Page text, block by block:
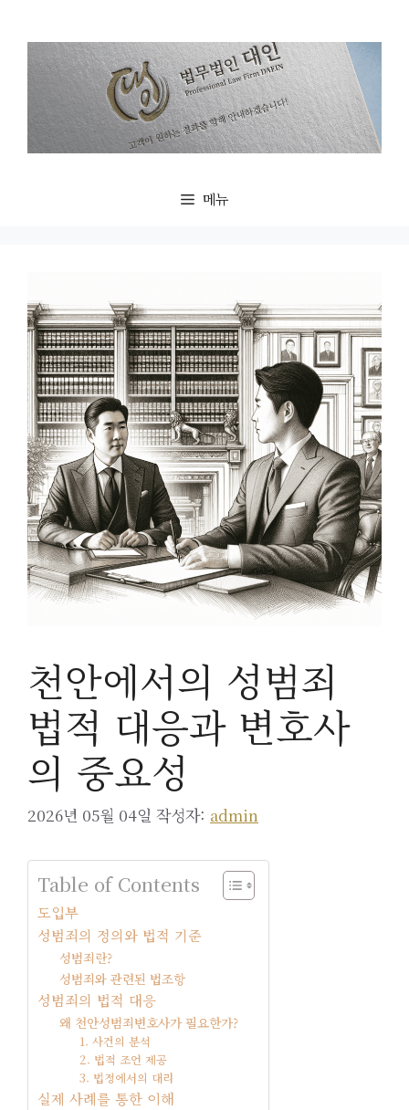
메뉴
천안에서의 성범죄
법적 대응과 변호사
의 중요성
2026년 05월 04일 작성자: admin
Table of Contents
도입부
성범죄의 정의와 법적 기준
성범죄란?
성범죄와 관련된 법조항
성범죄의 법적 대응
왜 천안성범죄변호사가 필요한가?
1. 사건의 분석
2. 법적 조언 제공
3. 법정에서의 대리
실제 사례를 통한 이해